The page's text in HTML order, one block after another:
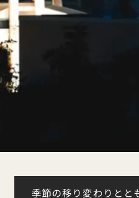
季節の移り変わりとと